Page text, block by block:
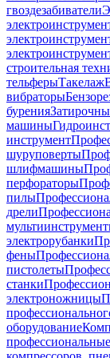
гвоздезабиватели
строительная
тельферыТакелаж
вибраторы
бурения
машины
инструмент
шуруповерты
шлифмашины
перфораторы
пилы
дрели
электрорубанки
фены
пистолеты
станки
электроножницы
оборудование
профессиональные